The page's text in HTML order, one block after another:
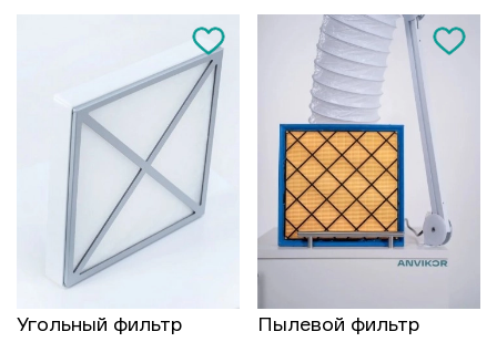
Угольный фильтр Пылевой фильтр